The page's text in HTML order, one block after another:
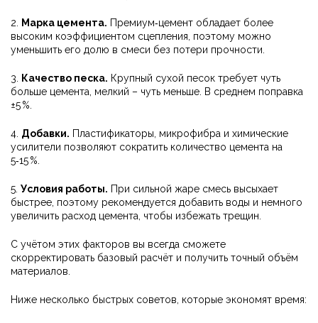
2. Марка цемента. Премиум‑цемент обладает более
высоким коэффициентом сцепления, поэтому можно
уменьшить его долю в смеси без потери прочности.
3. Качество песка. Крупный сухой песок требует чуть
больше цемента, мелкий – чуть меньше. В среднем поправка
±5 %.
4. Добавки. Пластификаторы, микрофибра и химические
усилители позволяют сократить количество цемента на
5‑15 %.
5. Условия работы. При сильной жаре смесь высыхает
быстрее, поэтому рекомендуется добавить воды и немного
увеличить расход цемента, чтобы избежать трещин.
С учётом этих факторов вы всегда сможете
скорректировать базовый расчёт и получить точный объём
материалов.
Ниже несколько быстрых советов, которые экономят время: